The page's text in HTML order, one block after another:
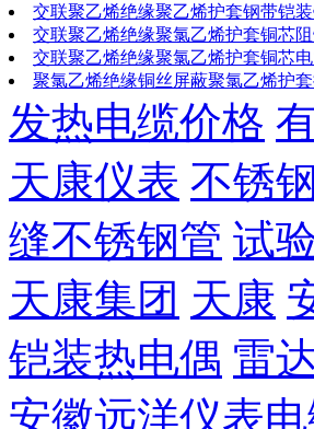
交联聚乙烯绝缘聚乙烯护套钢带铠
交联聚乙烯绝缘聚氯乙烯护套铜芯
交联聚乙烯绝缘聚氯乙烯护套铜芯
聚氯乙烯绝缘铜丝屏蔽聚氯乙烯护
发热电缆价格
天康仪表 不锈
缝不锈钢管 试
天康集团 天康
铠装热电偶 雷
安徽远洋仪表